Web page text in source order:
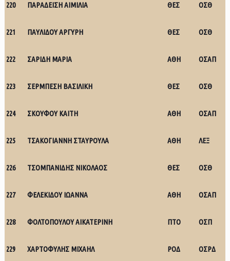
220 ΠΑΡΑΔΕΙΣΗ ΑΙΜΙΛΙΑ ΘΕΣ ΟΣΘ
221 ΠΑΥΛΙΔΟΥ ΑΡΓΥΡΗ ΘΕΣ ΟΣΘ
222 ΣΑΡΙΔΗ ΜΑΡΙΑ ΑΘΗ ΟΣΑΠ
223 ΣΕΡΜΠΕΣΗ ΒΑΣΙΛΙΚΗ ΘΕΣ ΟΣΘ
224 ΣΚΟΥΦΟΥ ΚΑΙΤΗ ΑΘΗ ΟΣΑΠ
225 ΤΣΑΚΟΓΙΑΝΝΗ ΣΤΑΥΡΟΥΛΑ ΑΘΗ ΛΕΞ
226 ΤΣΟΜΠΑΝΙΔΗΣ ΝΙΚΟΛΑΟΣ ΘΕΣ ΟΣΘ
227 ΦΕΛΕΚΙΔΟΥ ΙΩΑΝΝΑ ΑΘΗ ΟΣΑΠ
228 ΦΟΛΤΟΠΟΥΛΟΥ ΑΙΚΑΤΕΡΙΝΗ ΠΤΟ ΟΣΠ
229 ΧΑΡΤΟΦΥΛΗΣ ΜΙΧΑΗΛ ΡΟΔ ΟΣΡΔ